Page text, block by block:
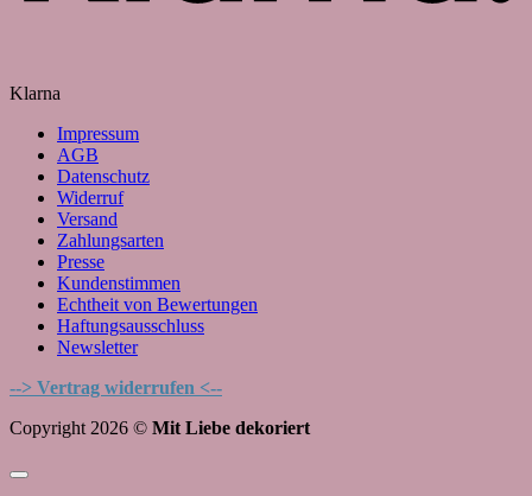
Klarna
Impressum
AGB
Datenschutz
Widerruf
Versand
Zahlungsarten
Presse
Kundenstimmen
Echtheit von Bewertungen
Haftungsausschluss
Newsletter
--> Vertrag widerrufen <--
Copyright 2026 © Mit Liebe dekoriert